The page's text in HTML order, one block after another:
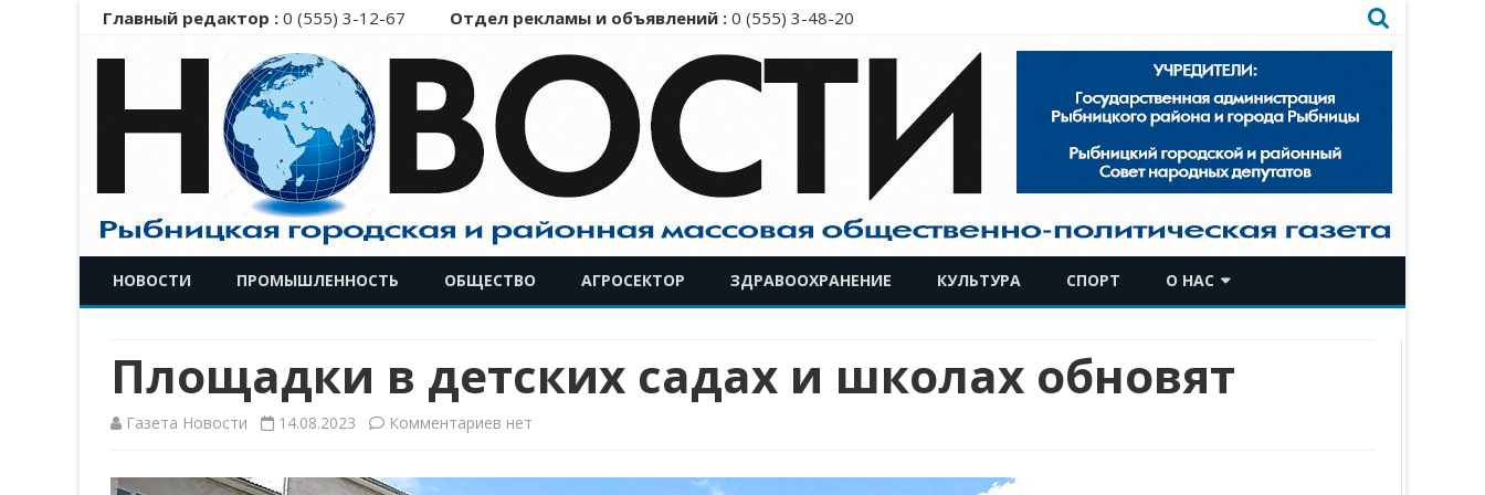
Главный редактор : 0 (555) 3-12-67 Отдел рекламы и объявлений : 0 (555) 3-48-20
к
содержимому
НОВОСТИ ПРОМЫШЛЕННОСТЬ ОБЩЕСТВО АГРОСЕКТОР ЗДРАВООХРАНЕНИЕ КУЛЬТУРА СПОРТ О НАС
ИСТОРИЧЕСКАЯ СПРАВКА
Площадки в детских садах и школах обновят
Газета Новости 14.08.2023 Комментариев кнет